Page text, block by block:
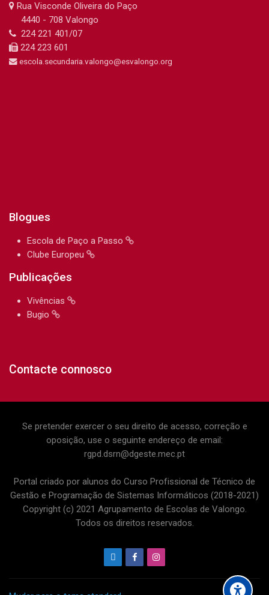
OE - CCH
Rua Visconde Oliveira do Paço
4440 - 708 Valongo
224 221 401/07
224 223 601
escola.secundaria.valongo@esvalongo.org
Blogues
Escola de Paço a Passo
Clube Europeu
Publicações
Vivências
Bugio
Contacte connosco
Se pretender exercer o seu direito de acesso, correção e
oposição, use o seguinte endereço de email:
rgpd.dsrn@dgeste.mec.pt
Portal criado por alunos do Curso Profissional de Técnico de
Gestão e Programação de Sistemas Informáticos (2018-2021)
Copyright (c) 2021 Agrupamento de Escolas de Valongo.
Todos os direitos reservados.